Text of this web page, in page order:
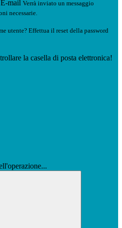
E-mail Verrà inviato un messaggio
necessarie.
utente? Effettua il reset della password
la casella di posta elettronica!